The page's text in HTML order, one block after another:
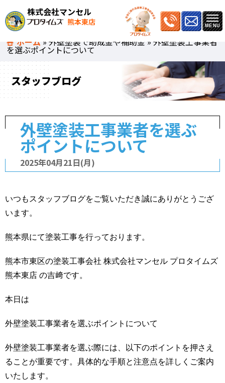
株式会社マンセル
熊本東店
ホーム »外壁塗装で助成金や補助金 »外壁塗装工事業者
を選ぶポイントについて
スタッフブログ
外壁塗装工事業者を選ぶ
ポイントについて
2025年04月21日(月)
いつもスタッフブログをご覧いただき誠にありがとうござ
います。
熊本県にて塗装工事を行っております。
熊本市東区の塗装工事会社 株式会社マンセル プロタイムズ
熊本東店 の吉﨑です。
本日は
外壁塗装工事業者を選ぶポイントについて
外壁塗装工事業者を選ぶ際には、以下のポイントを押さえ
ることが重要です。具体的な手順と注意点を詳しくご案内
いたします。